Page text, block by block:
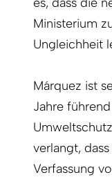
Ministerium
Ungleichheit
Márquez ist
Jahre
verlangt,
Verfassung